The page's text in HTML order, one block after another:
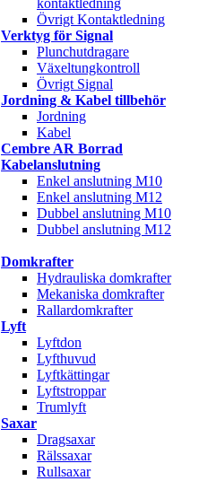
Övrigt Kontaktledning
Verktyg för Signal
Plunchutdragare
Växeltungkontroll
Övrigt Signal
Jordning & Kabel tillbehör
Jordning
Kabel
Cembre AR Borrad
Kabelanslutning
Enkel anslutning M10
Enkel anslutning M12
Dubbel anslutning M10
Dubbel anslutning M12
Domkrafter
Hydrauliska domkrafter
Mekaniska domkrafter
Rallardomkrafter
Lyft
Lyftdon
Lyfthuvud
Lyftkättingar
Lyftstroppar
Trumlyft
Saxar
Dragsaxar
Rälssaxar
Rullsaxar